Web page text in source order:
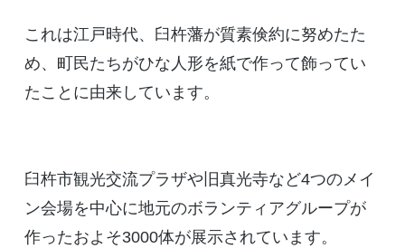
これは江戸時代、臼杵藩が質素倹約に努めたた
め、町民たちがひな人形を紙で作って飾ってい
たことに由来しています。
臼杵市観光交流プラザや旧真光寺など4つのメイ
ン会場を中心に地元のボランティアグループが
作ったおよそ3000体が展示されています。